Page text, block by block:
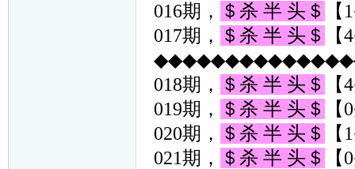
016期，
＄杀 半 头＄
017期，
＄杀 半 头＄
018期，
＄杀 半 头＄
019期，
＄杀 半 头＄
020期，
＄杀 半 头＄
021期，
＄杀 半 头＄